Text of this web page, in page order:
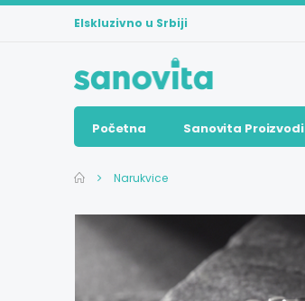
Elskluzivno u Srbiji
Početna Sanovita Proizvodi
Narukvice